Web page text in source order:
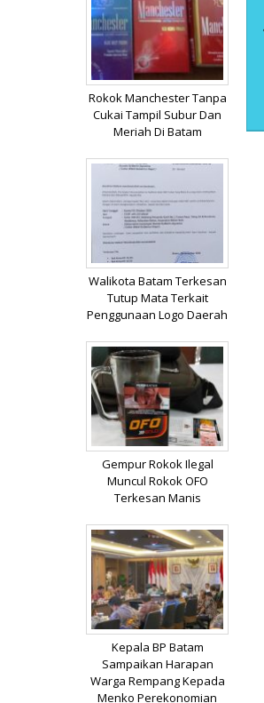
Rokok Manchester Tanpa
Cukai Tampil Subur Dan
Meriah Di Batam
Walikota Batam Terkesan
Tutup Mata Terkait
Penggunaan Logo Daerah
Gempur Rokok Ilegal
Muncul Rokok OFO
Terkesan Manis
Kepala BP Batam
Sampaikan Harapan
Warga Rempang Kepada
Menko Perekonomian